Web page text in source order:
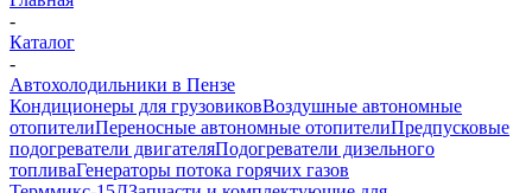
-
Каталог
-
Автохолодильники в Пензе
Кондиционеры для грузовиковВоздушные автономные
отопителиПереносные автономные отопителиПредпусковые
подогреватели двигателяПодогреватели дизельного
топливаГенераторы потока горячих газов